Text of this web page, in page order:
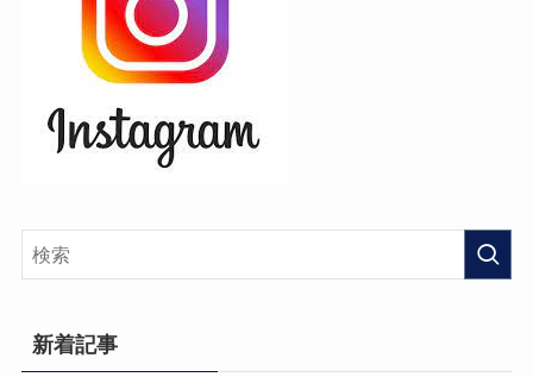
新着記事